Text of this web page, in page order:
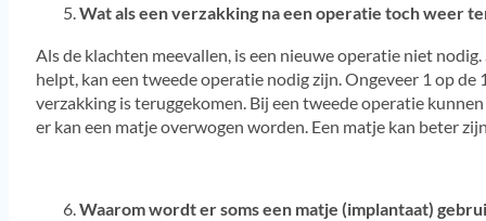
Wat als een verzakking na een operatie toch weer
Als de klachten meevallen, is een nieuwe operatie niet
helpt, kan een tweede operatie nodig zijn. Ongeveer 1 op
verzakking is teruggekomen. Bij een tweede operatie
er kan een matje overwogen worden. Een matje kan beter
Waarom wordt er soms een matje (implantaat)